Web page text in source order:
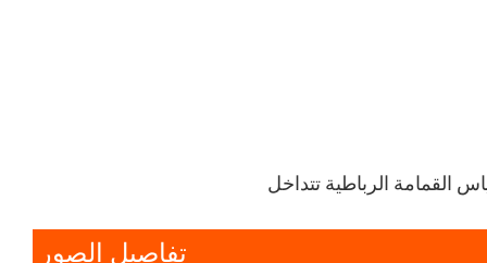
القمامة الرباطية تتداخل
تفاصيل الصور